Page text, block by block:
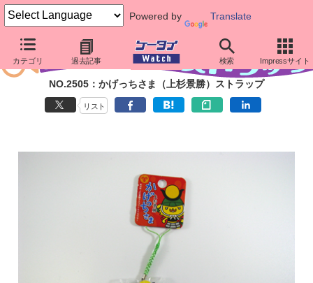
Powered by Translate
カテゴリ 過去記事 検索 Impressサイト
NO.2505：かげっちさま（上杉景勝）ストラップ
リスト